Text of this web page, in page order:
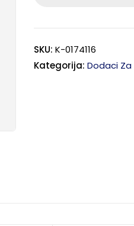
SKU: K-0174116
Kategorija: Dodaci